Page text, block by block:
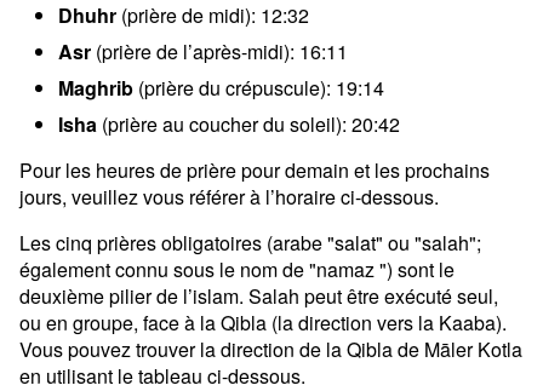
Dhuhr (prière de midi): 12:32
Asr (prière de l’après-midi): 16:11
Maghrib (prière du crépuscule): 19:14
Isha (prière au coucher du soleil): 20:42
Pour les heures de prière pour demain et les prochains
jours, veuillez vous référer à l’horaire ci-dessous.
Les cinq prières obligatoires (arabe "salat" ou "salah";
également connu sous le nom de "namaz ") sont le
deuxième pilier de l’islam. Salah peut être exécuté seul,
ou en groupe, face à la Qibla (la direction vers la Kaaba).
Vous pouvez trouver la direction de la Qibla de Māler Kotla
en utilisant le tableau ci-dessous.